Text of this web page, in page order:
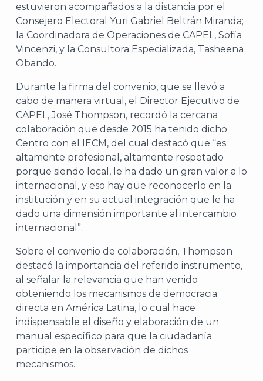
estuvieron acompañados a la distancia por el
Consejero Electoral Yuri Gabriel Beltrán Miranda;
la Coordinadora de Operaciones de CAPEL, Sofía
Vincenzi, y la Consultora Especializada, Tasheena
Obando.
Durante la firma del convenio, que se llevó a
cabo de manera virtual, el Director Ejecutivo de
CAPEL, José Thompson, recordó la cercana
colaboración que desde 2015 ha tenido dicho
Centro con el IECM, del cual destacó que “es
altamente profesional, altamente respetado
porque siendo local, le ha dado un gran valor a lo
internacional, y eso hay que reconocerlo en la
institución y en su actual integración que le ha
dado una dimensión importante al intercambio
internacional”.
Sobre el convenio de colaboración, Thompson
destacó la importancia del referido instrumento,
al señalar la relevancia que han venido
obteniendo los mecanismos de democracia
directa en América Latina, lo cual hace
indispensable el diseño y elaboración de un
manual específico para que la ciudadanía
participe en la observación de dichos
mecanismos.